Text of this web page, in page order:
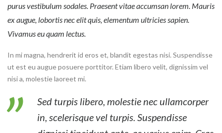
purus vestibulum sodales. Praesent vitae accumsan lorem. Mauris
ex augue, lobortis nec elit quis, elementum ultricies sapien.
Vivamus eu quam lectus.
In mi magna, hendrerit id eros et, blandit egestas nisi. Suspendisse
ut est eu augue posuere porttitor. Etiam libero velit, dignissim vel
nisi a, molestie laoreet mi.
Sed turpis libero, molestie nec ullamcorper
in, scelerisque vel turpis. Suspendisse